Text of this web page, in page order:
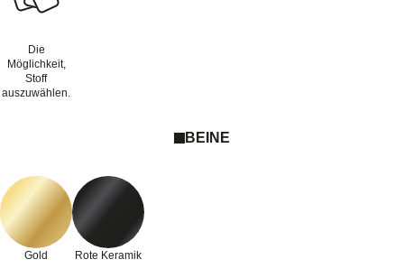
Die
Möglichkeit,
Stoff
auszuwählen.
BEINE
Gold Rote Keramik